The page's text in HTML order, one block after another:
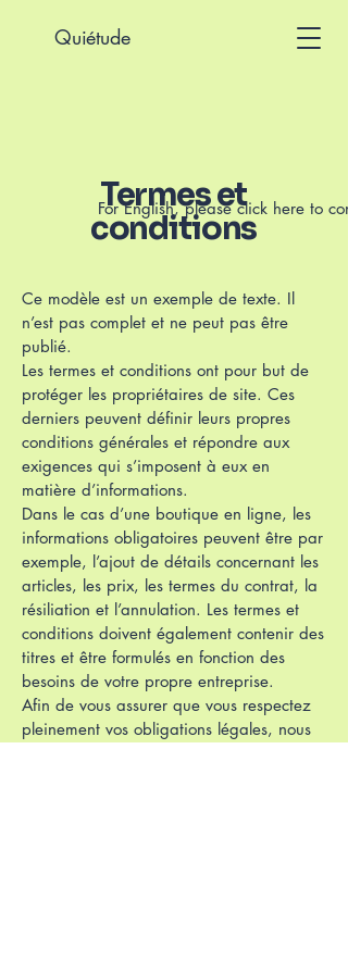
Quiétude
For English, please click here to
Termes et
conditions
Ce modèle est un exemple de texte. Il
n’est pas complet et ne peut pas être
publié.
Les termes et conditions ont pour but de
protéger les propriétaires de site. Ces
derniers peuvent définir leurs propres
conditions générales et répondre aux
exigences qui s’imposent à eux en
matière d’informations.
Dans le cas d’une boutique en ligne, les
informations obligatoires peuvent être par
exemple, l’ajout de détails concernant les
articles, les prix, les termes du contrat, la
résiliation et l’annulation. Les termes et
conditions doivent également contenir des
titres et être formulés en fonction des
besoins de votre propre entreprise.
Afin de vous assurer que vous respectez
pleinement vos obligations légales, nous